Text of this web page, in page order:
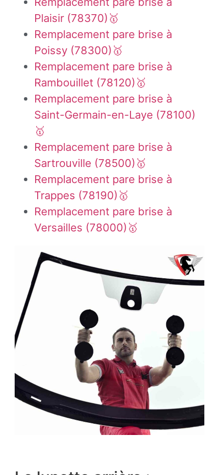
Plaisir (78370)🥇
Remplacement pare brise à
Poissy (78300)🥇
Remplacement pare brise à
Rambouillet (78120)🥇
Remplacement pare brise à
Saint-Germain-en-Laye (78100)
🥇
Remplacement pare brise à
Sartrouville (78500)🥇
Remplacement pare brise à
Trappes (78190)🥇
Remplacement pare brise à
Versailles (78000)🥇